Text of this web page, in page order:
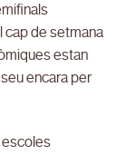
cap de setmana
estan
encara per
escoles